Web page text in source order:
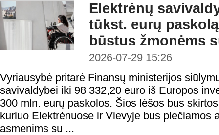
Elektrėnų
tūkst. eurų
būstus žmonėms
2026-07-29 15:26
Vyriausybė pritarė Finansų ministerijos
savivaldybei iki 98 332,20 euro iš Europos
300 mln. eurų paskolos. Šios lėšos bus
kuriuo Elektrėnuose ir Vievyje bus plečiamos
asmenims su ...